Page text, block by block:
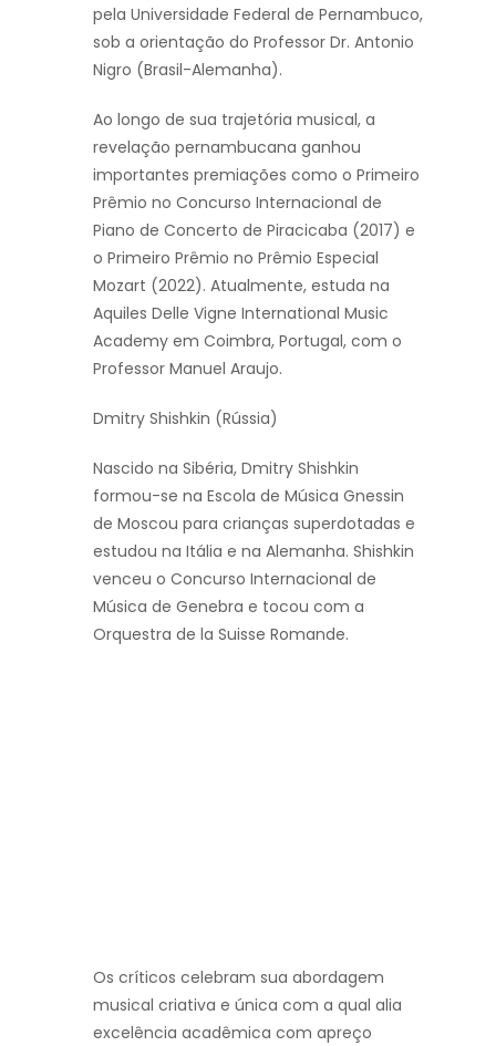
pela Universidade Federal de Pernambuco,
sob a orientação do Professor Dr. Antonio
Nigro (Brasil-Alemanha).
Ao longo de sua trajetória musical, a
revelação pernambucana ganhou
importantes premiações como o Primeiro
Prêmio no Concurso Internacional de
Piano de Concerto de Piracicaba (2017) e
o Primeiro Prêmio no Prêmio Especial
Mozart (2022). Atualmente, estuda na
Aquiles Delle Vigne International Music
Academy em Coimbra, Portugal, com o
Professor Manuel Araujo.
Dmitry Shishkin (Rússia)
Nascido na Sibéria, Dmitry Shishkin
formou-se na Escola de Música Gnessin
de Moscou para crianças superdotadas e
estudou na Itália e na Alemanha. Shishkin
venceu o Concurso Internacional de
Música de Genebra e tocou com a
Orquestra de la Suisse Romande.
Os críticos celebram sua abordagem
musical criativa e única com a qual alia
excelência acadêmica com apreço